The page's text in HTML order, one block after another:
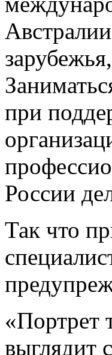
при
России
Так что
«Портрет
выглядит